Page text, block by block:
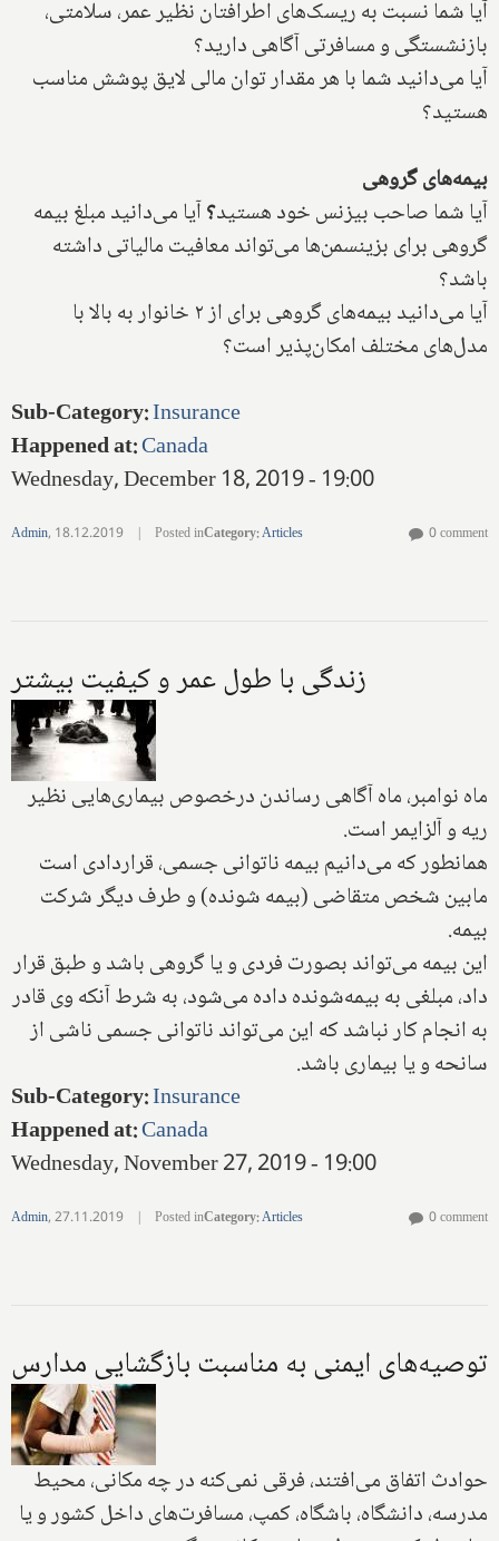
آیا شما نسبت به ریسک‌های اطرافتان نظیر عمر، سلامتی،
بازنشستگی و مسافرتی آگاهی دارید؟
آیا می‌دانید شما با هر مقدار توان مالی لایق پوشش مناسب
هستید؟
بیمه‌های گروهی
آیا شما صاحب بیزنس خود هستید؟آیا می‌دانید مبلغ بیمه
گروهی برای بزینسمن‌ها می‌تواند معافیت مالیاتی داشته
باشد؟
آیا می‌دانید بیمه‌های گروهی برای از ۲ خانوار به بالا با
مدل‌های مختلف امکان‌پذیر است؟
Sub-Category:Insurance
Happened at:Canada
Wednesday, December 18, 2019 - 19:00
Admin, 18.12.2019 | Posted inCategory:Articles 0 comment
زندگی با طول عمر‌ و کیفیت بیشتر
ماه نوامبر، ماه آگاهی رساندن درخصوص بیماری‌هایی نظیر
ریه و آلزایمر است.
همانطور که می‌دانیم بیمه ناتوانی جسمی، قراردادی است
مابین شخص متقاضی (بیمه شونده) و طرف دیگر شرکت
بیمه.
این بیمه می‌تواند بصورت فردی و یا گروهی باشد و طبق قرار
داد، مبلغی به بیمه‌شونده داده می‌شود، به شرط آنکه وی قادر
به انجام کار نباشد که این می‌تواند ناتوانی جسمی ناشی از
سانحه و یا بیماری باشد.
Sub-Category:Insurance
Happened at:Canada
Wednesday, November 27, 2019 - 19:00
Admin,27.11.2019 | Posted inCategory:Articles 0 comment
توصیه‌های ایمنی به مناسبت بازگشایی مدارس
حوادث اتفاق می‌افتند، فرقی نمی‌کنه در چه مکانی، محیط
مدرسه، دانشگاه، باشگاه، کمپ، مسافرت‌های داخل کشور و یا